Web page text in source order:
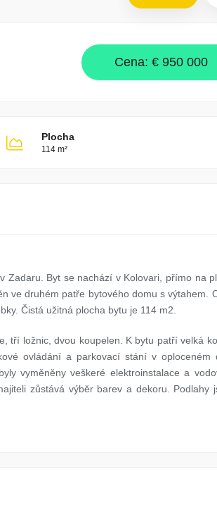
Cena: € 950 000
Plocha
114 m²
Zadaru. Byt se nachází v Kolovari, přímo na
ve druhém patře bytového domu s výtahem.
Čistá užitná plocha bytu je 114 m2.
tří ložnic, dvou koupelen. K bytu patří velká
ovládání a parkovací stání v oploceném
vyměněny veškeré elektroinstalace a
zůstává výběr barev a dekoru. Podlahy